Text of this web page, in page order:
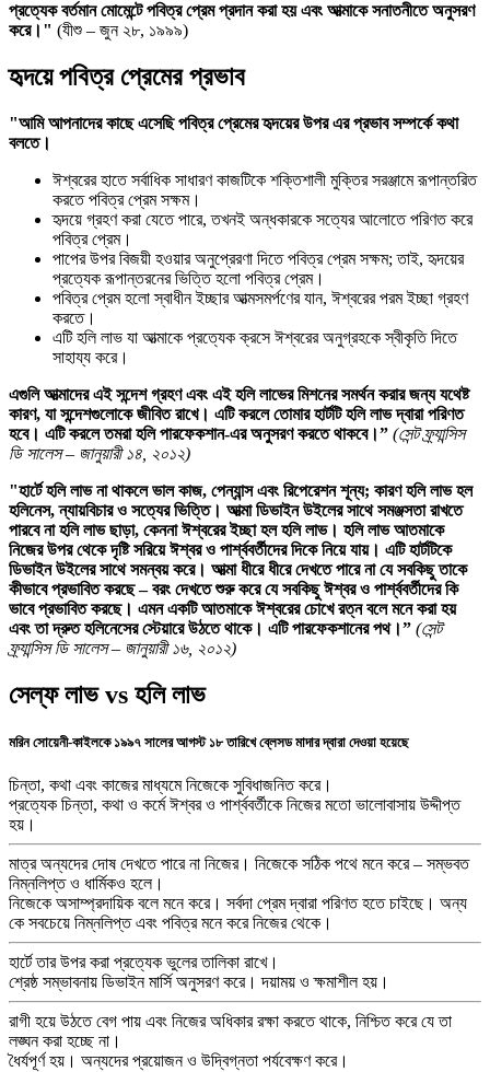
প্রত্যেক বর্তমান মোমেন্টে পবিত্র প্রেম প্রদান করা হয় এবং আত্মাকে সনাতনীতে অনুসরণ
করে।" (যীশু – জুন ২৮, ১৯৯৯)
হৃদয়ে পবিত্র প্রেমের প্রভাব
"আমি আপনাদের কাছে এসেছি পবিত্র প্রেমের হৃদয়ের উপর এর প্রভাব সম্পর্কে কথা
বলতে।
ঈশ্বরের হাতে সর্বাধিক সাধারণ কাজটিকে শক্তিশালী মুক্তির সরঞ্জামে রূপান্তরিত
করতে পবিত্র প্রেম সক্ষম।
হৃদয়ে গ্রহণ করা যেতে পারে, তখনই অন্ধকারকে সত্যের আলোতে পরিণত করে
পবিত্র প্রেম।
পাপের উপর বিজয়ী হওয়ার অনুপ্রেরণা দিতে পবিত্র প্রেম সক্ষম; তাই, হৃদয়ের
প্রত্যেক রূপান্তরনের ভিত্তি হলো পবিত্র প্রেম।
পবিত্র প্রেম হলো স্বাধীন ইচ্ছার আত্মসমর্পণের যান, ঈশ্বরের পরম ইচ্ছা গ্রহণ
করতে।
এটি হলি লাভ যা আত্মাকে প্রত্যেক ক্রসে ঈশ্বরের অনুগ্রহকে স্বীকৃতি দিতে
সাহায্য করে।
এগুলি আত্মাদের এই সন্দেশ গ্রহণ এবং এই হলি লাভের মিশনের সমর্থন করার জন্য যথেষ্ট
কারণ, যা সন্দেশগুলোকে জীবিত রাখে। এটি করলে তোমার হার্টটি হলি লাভ দ্বারা পরিণত
হবে। এটি করলে তমরা হলি পারফেকশান-এর অনুসরণ করতে থাকবে।” (সেন্ট ফ্র্যান্সিস
ডি সালেস – জানুয়ারী ১৪, ২০১২)
"হার্টে হলি লাভ না থাকলে ভাল কাজ, পেন্যান্স এবং রিপেরেশন শূন্য; কারণ হলি লাভ হল
হলিনেস, ন্যায়বিচার ও সত্যের ভিত্তি। আত্মা ডিভাইন উইলের সাথে সমঞ্জসতা রাখতে
পারবে না হলি লাভ ছাড়া, কেননা ঈশ্বরের ইচ্ছা হল হলি লাভ। হলি লাভ আতমাকে
নিজের উপর থেকে দৃষ্টি সরিয়ে ঈশ্বর ও পার্শ্ববর্তীদের দিকে নিয়ে যায়। এটি হার্টটিকে
ডিভাইন উইলের সাথে সমন্বয় করে। আত্মা ধীরে ধীরে দেখতে পারে না যে সবকিছু তাকে
কীভাবে প্রভাবিত করছে – বরং দেখতে শুরু করে যে সবকিছু ঈশ্বর ও পার্শ্ববর্তীদের কি
ভাবে প্রভাবিত করছে। এমন একটি আতমাকে ঈশ্বরের চোখে রত্ন বলে মনে করা হয়
এবং তা দ্রুত হলিনেসের স্টেয়ারে উঠতে থাকে। এটি পারফেকশানের পথ।” (সেন্ট
ফ্র্যান্সিস ডি সালেস – জানুয়ারী ১৬, ২০১২)
সেল্ফ লাভvs হলি লাভ
মরিন সোয়েনী-কাইলকে ১৯৯৭ সালের আগস্ট ১৮ তারিখে ব্লেসড মাদার দ্বারা দেওয়া হয়েছে
চিন্তা, কথা এবং কাজের মাধ্যমে নিজেকে সুবিধাজনিত করে।
প্রত্যেক চিন্তা, কথা ও কর্মে ঈশ্বর ও পার্শ্ববর্তীকে নিজের মতো ভালোবাসায় উদ্দীপ্ত
হয়।
মাত্র অন্যদের দোষ দেখতে পারে না নিজের। নিজেকে সঠিক পথে মনে করে – সম্ভবত
নিম্নলিপ্ত ও ধার্মিকও হলে।
নিজেকে অসাম্প্রদায়িক বলে মনে করে। সর্বদা প্রেম দ্বারা পরিণত হতে চাইছে। অন্য
কে সবচেয়ে নিম্নলিপ্ত এবং পবিত্র মনে করে নিজের থেকে।
হার্টে তার উপর করা প্রত্যেক ভুলের তালিকা রাখে।
শ্রেষ্ঠ সম্ভাবনায় ডিভাইন মার্সি অনুসরণ করে। দয়াময় ও ক্ষমাশীল হয়।
রাগী হয়ে উঠতে বেগ পায় এবং নিজের অধিকার রক্ষা করতে থাকে, নিশ্চিত করে যে তা
লঙ্ঘন করা হচ্ছে না।
ধৈর্যপূর্ণ হয়। অন্যদের প্রয়োজন ও উদ্বিগ্নতা পর্যবেক্ষণ করে।